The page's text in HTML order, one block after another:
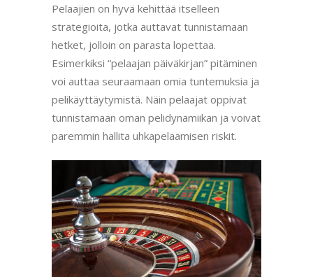
Pelaajien on hyvä kehittää itselleen
strategioita, jotka auttavat tunnistamaan
hetket, jolloin on parasta lopettaa.
Esimerkiksi “pelaajan päiväkirjan” pitäminen
voi auttaa seuraamaan omia tuntemuksia ja
pelikäyttäytymistä. Näin pelaajat oppivat
tunnistamaan oman pelidynamiikan ja voivat
paremmin hallita uhkapelaamisen riskit.